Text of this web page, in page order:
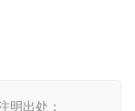
明出处：